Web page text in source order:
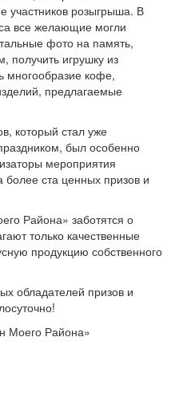
участников розыгрыша. В
все желающие могли
фото на память,
получить игрушку из
многообразие кофе,
предлагаемые
который стал уже
был особенно
мероприятия
ста ценных призов и
Района» заботятся о
только качественные
продукцию собственного
обладателей призов и
Моего Района»